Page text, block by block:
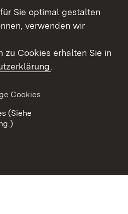
Sie optimal gestalten
verwenden wir
zu Cookies erhalten Sie in
.
Cookies
(Siehe